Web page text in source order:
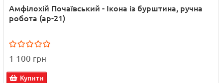
Амфілохій Почаївський - Ікона із бурштина, ручна
робота (ар-21)
1 100 грн
Купити